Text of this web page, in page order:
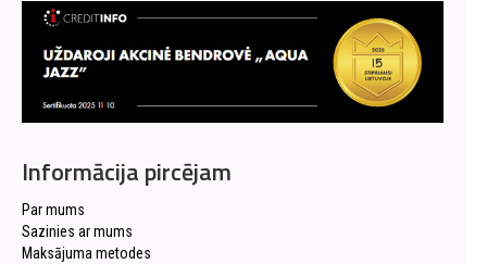
Informācija pircējam
Par mums
Sazinies ar mums
Maksājuma metodes